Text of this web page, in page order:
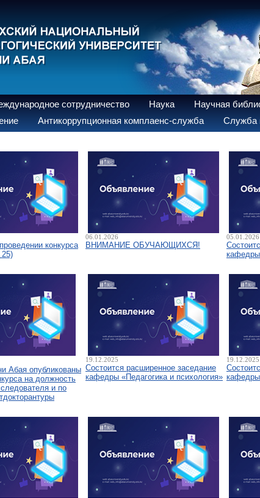
сотрудничество Наука Научная
Антикоррупционная комплаенс-служба Служба
конкурса
06.01.2026
ВНИМАНИЕ ОБУЧАЮЩИХСЯ!
05.01.2026
кафедры
Абая опубликованы
на должность
и по
19.12.2025
Состоится расширенное заседание
кафедры «Педагогика и психология»
19.12.2025
кафедры